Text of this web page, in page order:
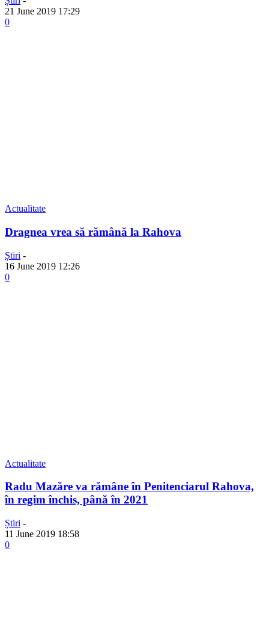
21 June 2019 17:29
0
Actualitate
Dragnea vrea să rămână la Rahova
Știri -
16 June 2019 12:26
0
Actualitate
Radu Mazăre va rămâne în Penitenciarul Rahova,
în regim închis, până în 2021
Știri -
11 June 2019 18:58
0